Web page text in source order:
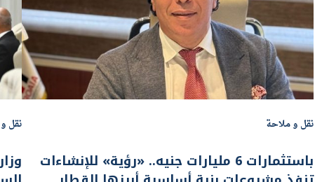
نقل و ملاحة
باستثمارات 6 مليارات جنيه.. «رؤية» للإنشاءات
نقل